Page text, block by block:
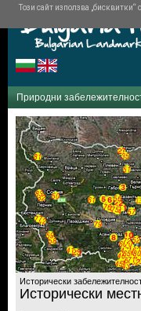
Природни
Исторически
Исторически
Този сайт използва „бисквитки“